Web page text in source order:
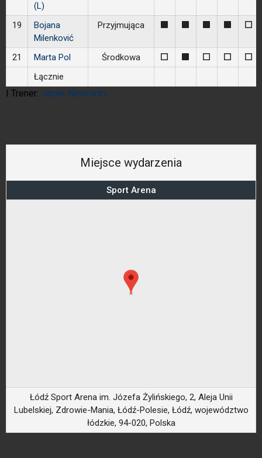
(L)
19
Bojana
Milenković
Przyjmująca 0
21 Marta Pol Środkowa 0 0 0 0
Łącznie
I Trener: Jacek Nawrocki
Miejsce wydarzenia
Sport Arena
Łódź Sport Arena im. Józefa Żylińskiego, 2, Aleja Unii
Lubelskiej, Zdrowie-Mania, Łódź-Polesie, Łódź, województwo
łódzkie, 94-020, Polska